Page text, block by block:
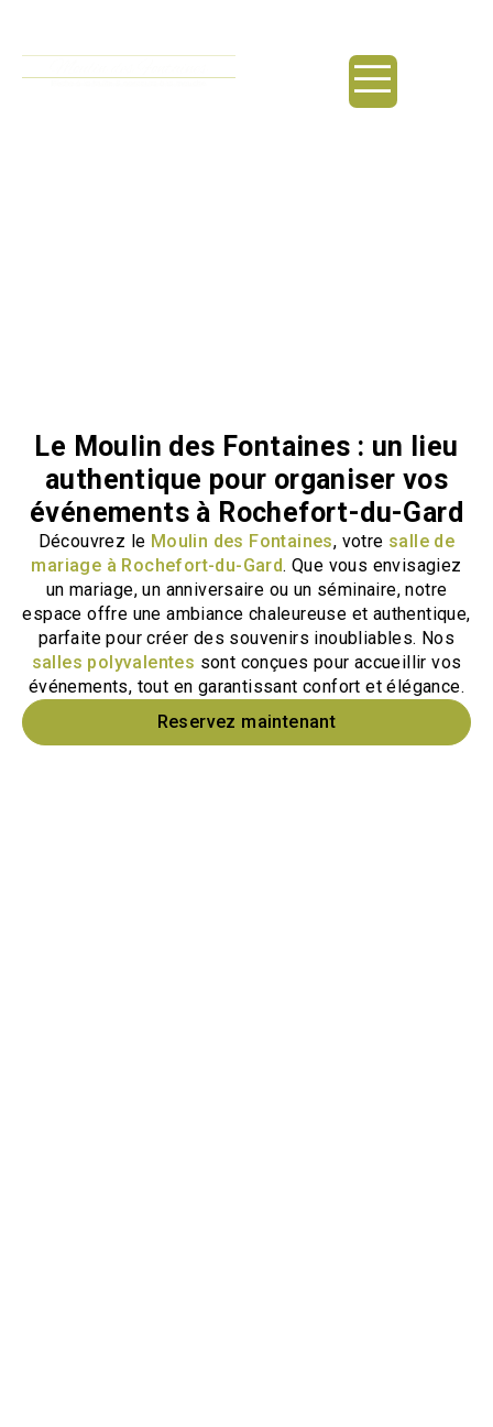
Le Moulin des Fontaines : un lieu
authentique pour organiser vos
événements à Rochefort-du-Gard
Découvrez le Moulin des Fontaines, votre salle de
mariage à Rochefort-du-Gard. Que vous envisagiez
un mariage, un anniversaire ou un séminaire, notre
espace offre une ambiance chaleureuse et authentique,
parfaite pour créer des souvenirs inoubliables. Nos
salles polyvalentes sont conçues pour accueillir vos
événements, tout en garantissant confort et élégance.
Reservez maintenant